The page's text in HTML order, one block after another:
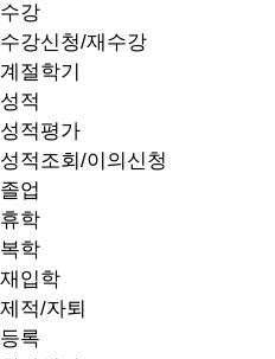
수강
수강신청/재수강
계절학기
성적
성적평가
성적조회/이의신청
졸업
휴학
복학
재입학
제적/자퇴
등록